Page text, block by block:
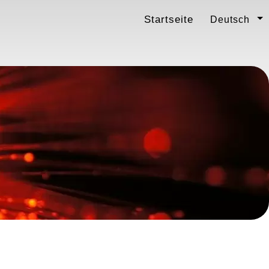
Startseite Deutsch